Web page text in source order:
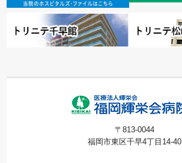
〒813-0044
福岡市東区千早4丁目14-40